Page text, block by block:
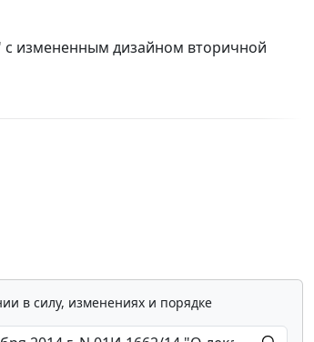
с измененным дизайном вторичной
в силу, изменениях и порядке